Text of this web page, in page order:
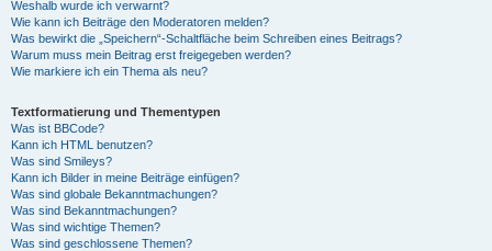
Weshalb wurde ich verwarnt?
Wie kann ich Beiträge den Moderatoren melden?
Was bewirkt die „Speichern“-Schaltfläche beim Schreiben eines Beitrags?
Warum muss mein Beitrag erst freigegeben werden?
Wie markiere ich ein Thema als neu?
Textformatierung und Thementypen
Was ist BBCode?
Kann ich HTML benutzen?
Was sind Smileys?
Kann ich Bilder in meine Beiträge einfügen?
Was sind globale Bekanntmachungen?
Was sind Bekanntmachungen?
Was sind wichtige Themen?
Was sind geschlossene Themen?